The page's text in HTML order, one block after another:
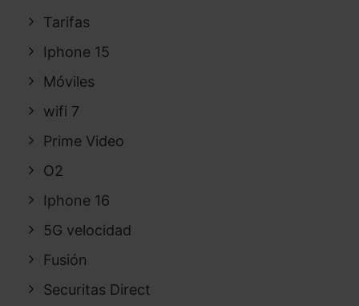
Tarifas
Iphone 15
Móviles
wifi 7
Prime Video
O2
Iphone 16
5G velocidad
Fusión
Securitas Direct